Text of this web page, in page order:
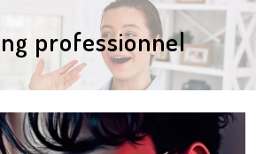
professionnel